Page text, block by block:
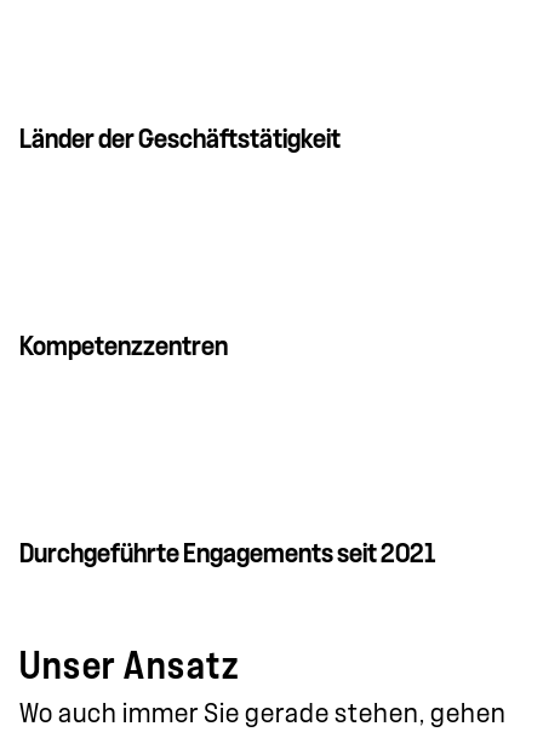
Länder der Geschäftstätigkeit
Kompetenzzentren
Durchgeführte Engagements seit 2021
Unser Ansatz
Wo auch immer Sie gerade stehen, gehen